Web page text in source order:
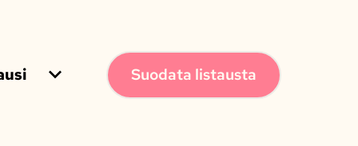
Suodata listausta